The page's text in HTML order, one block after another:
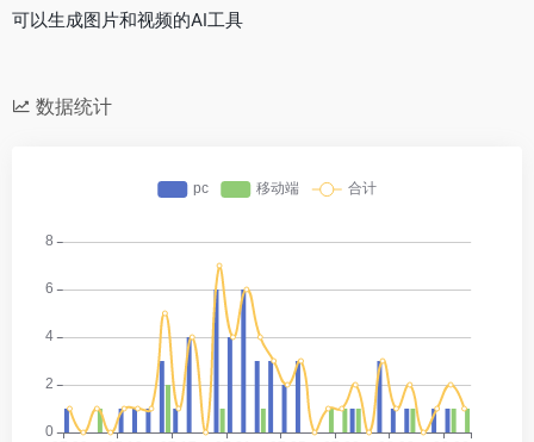
可以生成图片和视频的AI工具
数据统计